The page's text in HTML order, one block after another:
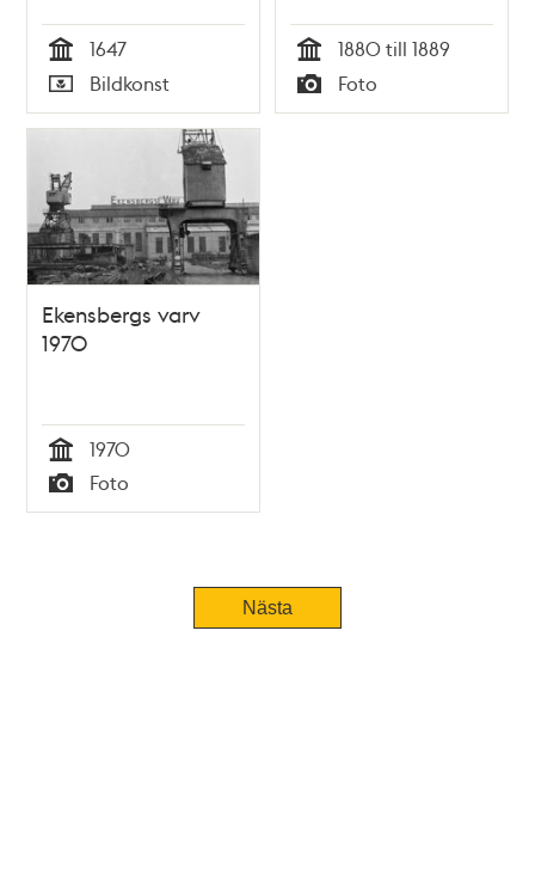
Tid
1647
Typ
Bildkonst Tid
1880 till 1889
Typ
Foto
Ekensbergs varv
1970
Tid
1970
Typ
Foto
Nästa